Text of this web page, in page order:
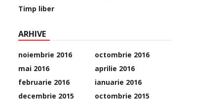
Timp liber
ARHIVE
noiembrie 2016
octombrie 2016
mai 2016
aprilie 2016
februarie 2016
ianuarie 2016
decembrie 2015
octombrie 2015